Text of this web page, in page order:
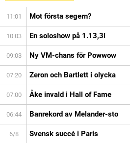
11:01 Mot första segern?
10:03 En soloshow på 1.13,3!
09:03 Ny VM-chans för Powwow
07:20 Zeron och Bartlett i olycka
07:00 Åke invald i Hall of Fame
06:44 Banrekord av Melander-sto
6/8 Svensk succé i Paris